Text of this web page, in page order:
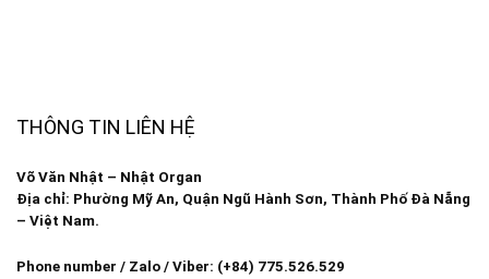
THÔNG TIN LIÊN HỆ
Võ Văn Nhật – Nhật Organ
Địa chỉ: Phường Mỹ An, Quận Ngũ Hành Sơn, Thành Phố Đà Nẵng
– Việt Nam.
Phone number / Zalo / Viber: (+84) 775.526.529